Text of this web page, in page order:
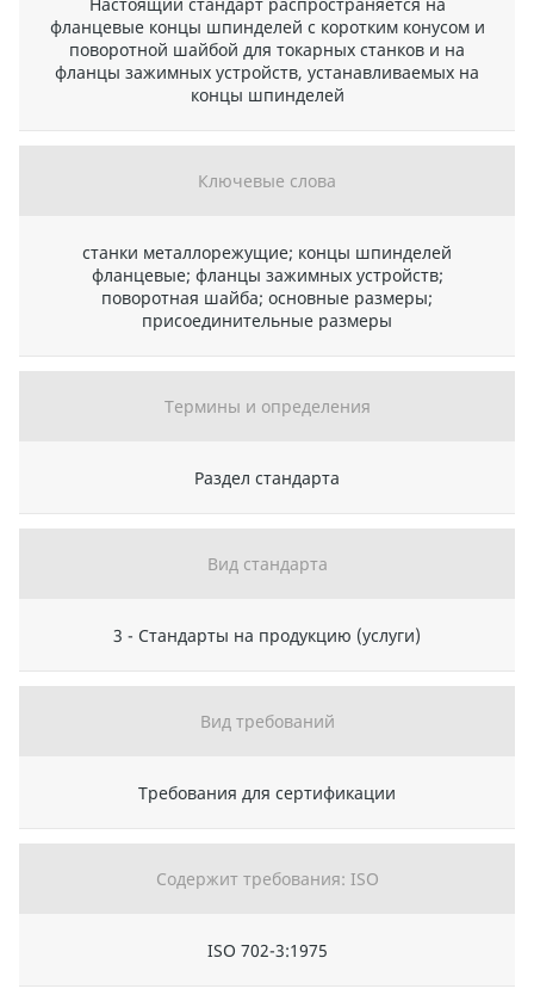
Настоящий стандарт распространяется на
фланцевые концы шпинделей с коротким конусом и
поворотной шайбой для токарных станков и на
фланцы зажимных устройств, устанавливаемых на
концы шпинделей
Ключевые слова
станки металлорежущие; концы шпинделей
фланцевые; фланцы зажимных устройств;
поворотная шайба; основные размеры;
присоединительные размеры
Термины и определения
Раздел стандарта
Вид стандарта
3 - Стандарты на продукцию (услуги)
Вид требований
Требования для сертификации
Содержит требования: ISO
ISO 702-3:1975